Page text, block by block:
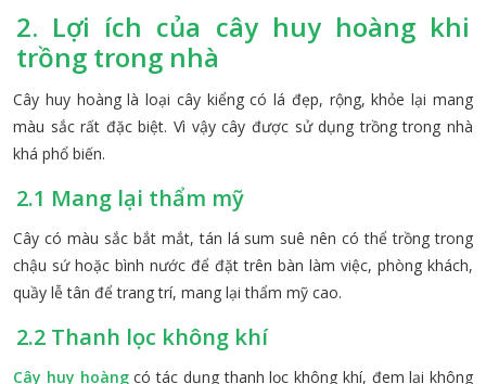
2. Lợi ích của cây huy hoàng khi
trồng trong nhà
Cây huy hoàng là loại cây kiểng có lá đẹp, rộng, khỏe lại mang
màu sắc rất đặc biệt. Vì vậy cây được sử dụng trồng trong nhà
khá phổ biến.
2.1 Mang lại thẩm mỹ
Cây có màu sắc bắt mắt, tán lá sum suê nên có thể trồng trong
chậu sứ hoặc bình nước để đặt trên bàn làm việc, phòng khách,
quầy lễ tân để trang trí, mang lại thẩm mỹ cao.
2.2 Thanh lọc không khí
Cây huy hoàngcó tác dụng thanh lọc không khí, đem lại không